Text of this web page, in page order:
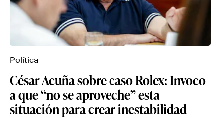
César Acuña sobre caso Rolex: Invoco
a que “no se aproveche” esta
situación para crear inestabilidad
Política